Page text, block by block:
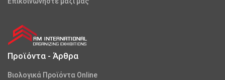
Προϊόντα - Άρθρα
Βιολογικά Προϊόντα Online